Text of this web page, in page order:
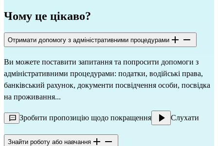
Чому це цікаво?
Отримати допомогу з адміністративними процедурами
Ви можете поставити запитання та попросити допомоги з
адміністративними процедурами: податки, водійські права,
банківський рахунок, документи посвідчення особи, посвідка
на проживання...
Зробити пропозицію щодо покращення Слухати
Знайти роботу або навчання